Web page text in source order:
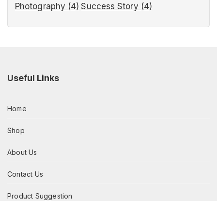
Photography (4) Success Story (4)
Useful Links
Home
Shop
About Us
Contact Us
Product Suggestion